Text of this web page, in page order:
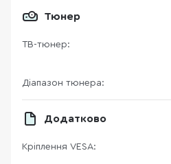
Тюнер
ТВ-тюнер:
Діапазон тюнера:
Додатково
Кріплення VESA: